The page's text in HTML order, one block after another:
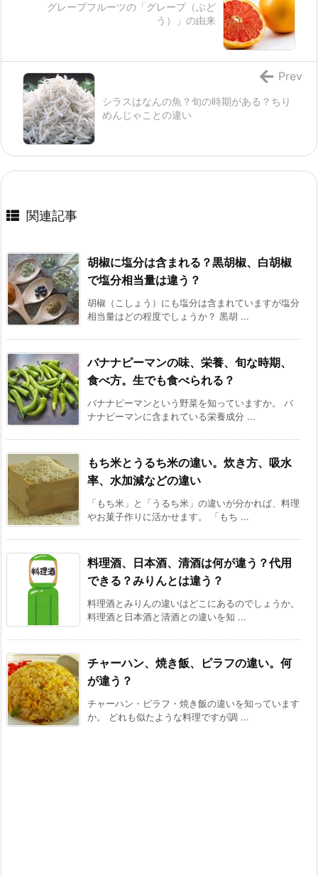
グレープフルーツの「グレープ（ぶど
う）」の由来
シラスはなんの魚？旬の時期がある？ちり
めんじゃことの違い
Prev
関連記事
胡椒に塩分は含まれる？黒胡椒、白胡椒
で塩分相当量は違う？
胡椒（こしょう）にも塩分は含まれていますが塩分
相当量はどの程度でしょうか？ 黒胡 ...
バナナピーマンの味、栄養、旬な時期、
食べ方。生でも食べられる？
バナナピーマンという野菜を知っていますか。 バ
ナナピーマンに含まれている栄養成分 ...
もち米とうるち米の違い。炊き方、吸水
率、水加減などの違い
「もち米」と「うるち米」の違いが分かれば、料理
やお菓子作りに活かせます。 「もち ...
料理酒、日本酒、清酒は何が違う？代用
できる？みりんとは違う？
料理酒とみりんの違いはどこにあるのでしょうか。
料理酒と日本酒と清酒との違いを知 ...
チャーハン、焼き飯、ピラフの違い。何
が違う？
チャーハン・ピラフ・焼き飯の違いを知っています
か。 どれも似たような料理ですが調 ...